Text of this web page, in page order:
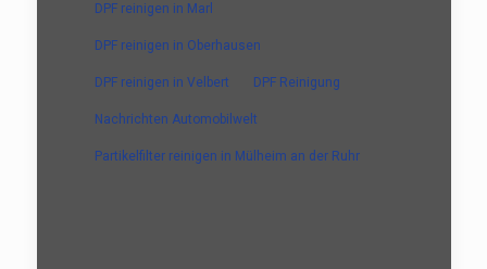
DPF reinigen in Marl
DPF reinigen in Oberhausen
DPF reinigen in Velbert DPF Reinigung
Nachrichten Automobilwelt
Partikelfilter reinigen in Mülheim an der Ruhr